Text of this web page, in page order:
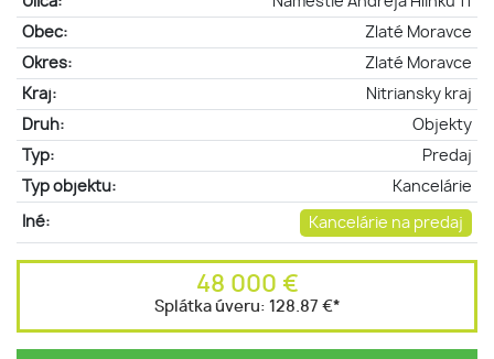
Obec:
Zlaté Moravce
Okres:
Zlaté Moravce
Kraj:
Nitriansky kraj
Druh:
Objekty
Typ:
Predaj
Typ objektu:
Kancelárie
Iné: Kancelárie na predaj
48 000 €
Splátka úveru: 128.87 €*